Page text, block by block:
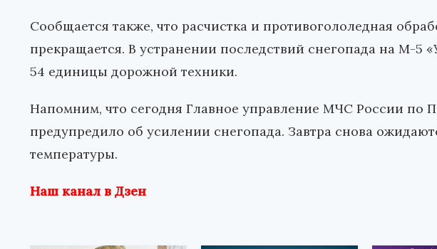
Сообщается также, что расчистка и противогололедная
прекращается. В устранении последствий снегопада на М-5
54 единицы дорожной техники.
Напомним, что сегодня Главное управление МЧС России по
предупредило об усилении снегопада. Завтра снова
температуры.
Наш канал в Дзен